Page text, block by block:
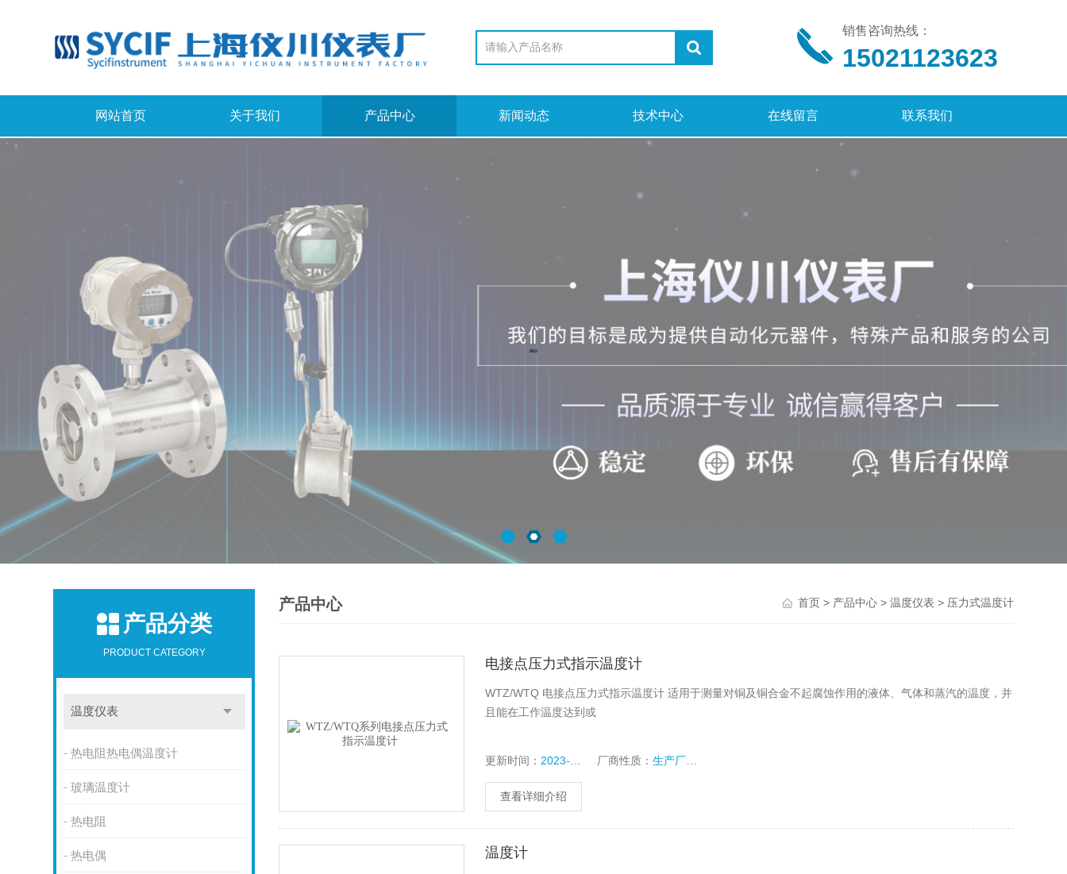
销售咨询热线：
15021123623
网站首页 关于我们 产品中心 新闻动态 技术中心 在线留言 联系我们
产品分类
PRODUCT CATEGORY
温度仪表
热电阻热电偶温度计
玻璃温度计
热电阻
热电偶
产品中心 首页> 产品中心> 温度仪表 > 压力式温度计
电接点压力式指示温度计
WTZ/WTQ 电接点压力式指示温度计 适用于测量对铜及铜合金不起腐蚀作用的液体、气体和蒸汽的温度，并
且能在工作温度达到或
更新时间： 2023-10-16 厂商性质：生产厂家
查看详细介绍
温度计